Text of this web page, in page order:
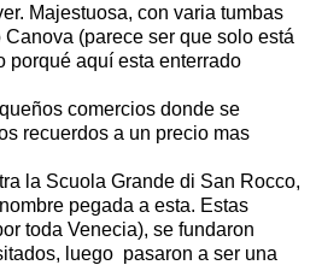
Majestuosa, con varia tumbas
(parece ser que solo está
porqué aquí esta enterrado
comercios donde se
recuerdos a un precio mas
la Scuola Grande di San Rocco,
pegada a esta. Estas
toda Venecia), se fundaron
luego pasaron a ser una